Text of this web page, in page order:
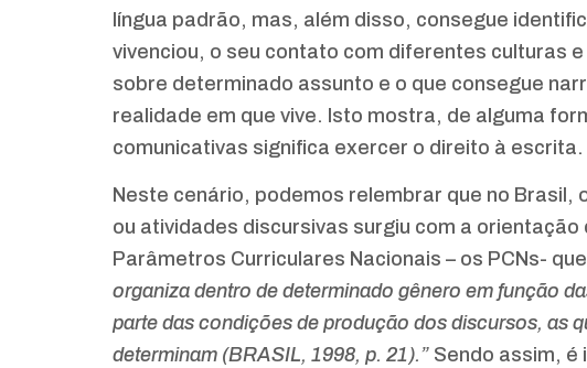
língua padrão, mas, além disso, consegue
vivenciou, o seu contato com diferentes culturas
sobre determinado assunto e o que consegue
realidade em que vive. Isto mostra, de alguma
comunicativas significa exercer o direito à escrita.
Neste cenário, podemos relembrar que no Brasil,
ou atividades discursivas surgiu com a
Parâmetros Curriculares Nacionais – os PCNs-
organiza dentro de determinado gênero em função
parte das condições de produção dos discursos, as
determinam (BRASIL, 1998, p. 21).” Sendo assim, é